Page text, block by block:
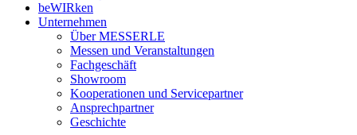
beWIRken
Unternehmen
Über MESSERLE
Messen und Veranstaltungen
Fachgeschäft
Showroom
Kooperationen und Servicepartner
Ansprechpartner
Geschichte